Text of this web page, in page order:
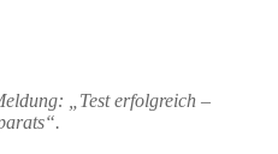
„Test erfolgreich –